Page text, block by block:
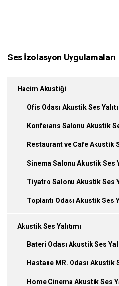
Ses İzolasyon Uygulamaları
Hacim Akustiği
Ofis Odası Akustik Ses
Konferans Salonu Akustik
Restaurant ve Cafe Akustik
Sinema Salonu Akustik Ses
Tiyatro Salonu Akustik Ses
Toplantı Odası Akustik Ses
Akustik Ses Yalıtımı
Bateri Odası Akustik Ses
Hastane MR. Odası Akustik
Home Cinema Akustik Ses